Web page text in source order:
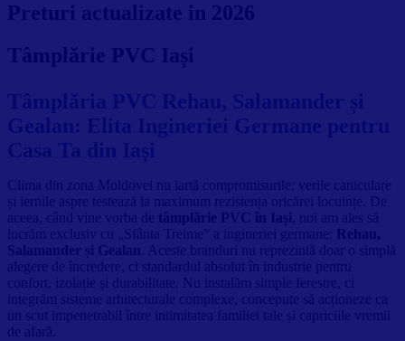
Preturi actualizate in 2026
Tâmplărie PVC Iași
Clima din zona Moldovei nu iartă compromisurile: verile caniculare
și iernile aspre testează la maximum rezistența oricărei locuințe. De
aceea, când vine vorba de tâmplărie PVC în Iași , noi am ales să
lucrăm exclusiv cu „Sfânta Treime” a ingineriei germane:
Rehau,
Salamander și Gealan
. Aceste branduri nu reprezintă doar o simplă
alegere de încredere, ci standardul absolut în industrie pentru
confort, izolație și durabilitate. Nu instalăm simple ferestre, ci
integrăm sisteme arhitecturale complexe, concepute să acționeze ca
un scut impenetrabil între intimitatea familiei tale și capriciile vremii
de afară.